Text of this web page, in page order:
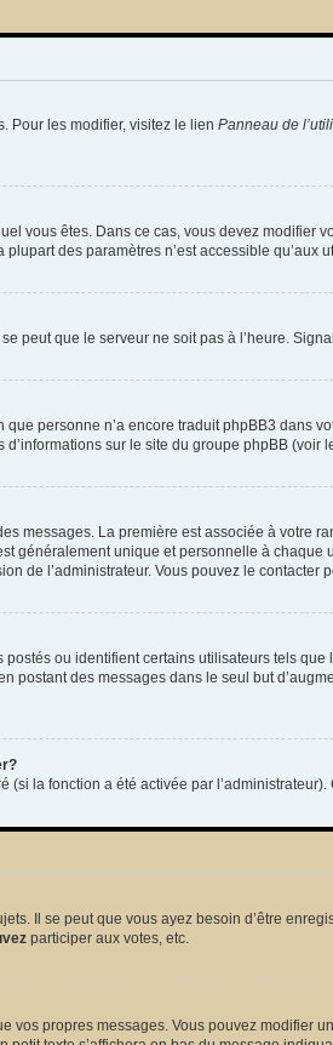
Pour les modifier, visitez le lien Panneau de
vous êtes. Dans ce cas, vous devez
des paramètres n’est accessible qu’aux
peut que le serveur ne soit pas à l’heure.
personne n’a encore traduit phpBB3 dans
sur le site du groupe phpBB (voir
messages. La première est associée à
généralement unique et personnelle à chaque
de l’administrateur. Vous pouvez le contacter
ou identifient certains utilisateurs tels
postant des messages dans le seul but
la fonction a été activée par
Il se peut que vous ayez besoin d’être
participer aux votes, etc.
vos propres messages. Vous pouvez